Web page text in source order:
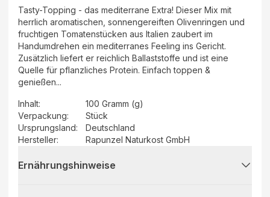
Tasty-Topping - das mediterrane Extra! Dieser Mix mit
herrlich aromatischen, sonnengereiften Olivenringen und
fruchtigen Tomatenstücken aus Italien zaubert im
Handumdrehen ein mediterranes Feeling ins Gericht.
Zusätzlich liefert er reichlich Ballaststoffe und ist eine
Quelle für pflanzliches Protein. Einfach toppen &
genießen...
Inhalt:
100 Gramm (g)
Verpackung:
Stück
Ursprungsland:
Deutschland
Hersteller: Rapunzel Naturkost GmbH
Ernährungshinweise